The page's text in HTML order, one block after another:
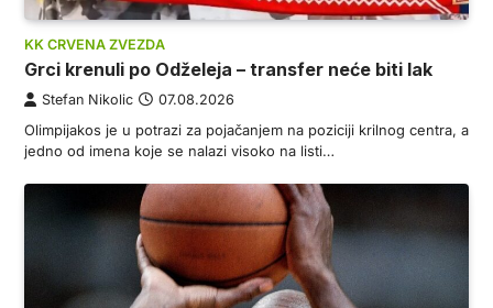
KK CRVENA ZVEZDA
Grci krenuli po Odželeja – transfer neće biti lak
Stefan Nikolic 07.08.2026
Olimpijakos je u potrazi za pojačanjem na poziciji krilnog centra, a
jedno od imena koje se nalazi visoko na listi…